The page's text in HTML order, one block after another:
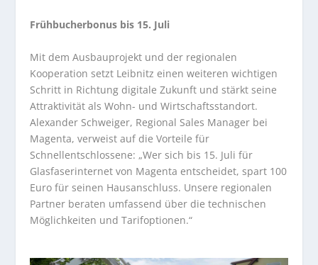
Frühbucherbonus bis 15. Juli
Mit dem Ausbauprojekt und der regionalen
Kooperation setzt Leibnitz einen weiteren wichtigen
Schritt in Richtung digitale Zukunft und stärkt seine
Attraktivität als Wohn- und Wirtschaftsstandort.
Alexander Schweiger, Regional Sales Manager bei
Magenta, verweist auf die Vorteile für
Schnellentschlossene: „Wer sich bis 15. Juli für
Glasfaserinternet von Magenta entscheidet, spart 100
Euro für seinen Hausanschluss. Unsere regionalen
Partner beraten umfassend über die technischen
Möglichkeiten und Tarifoptionen.“